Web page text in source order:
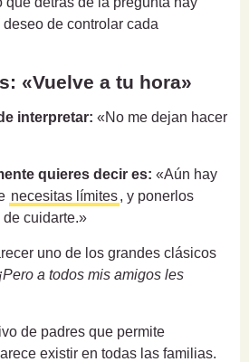
de controlar cada
«Vuelve a tu hora»
interpretar: «No me dejan hacer
quieres decir es: «Aún hay
necesitas límites, y ponerlos
cuidarte.»
uno de los grandes clásicos
a todos mis amigos les
de padres que permite
existir en todas las familias.